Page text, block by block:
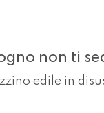
non ti
edile in